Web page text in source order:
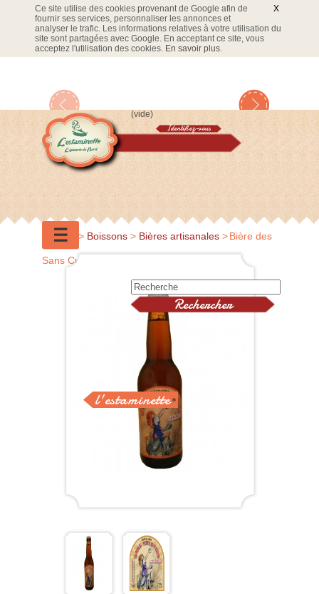
X
Ce site utilise des cookies provenant de Google afin de
fournir ses services, personnaliser les annonces et
analyser le trafic. Les informations relatives à votre utilisation du
site sont partagées avec Google. En acceptant ce site, vous
acceptez l'utilisation des cookies. En savoir plus.
(vide)
Identifiez-vous
Panier
☰
l'estaminette
Accueil > Boissons > Bières artisanales >Bière des
Sans Culottes ambrée 33cl